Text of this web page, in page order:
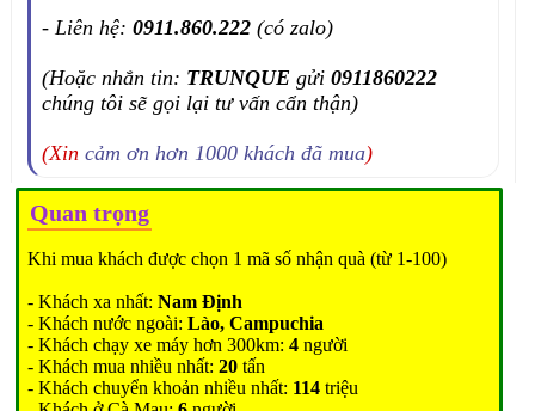
- Liên hệ:0911.860.222 (có zalo)
(Hoặc nhắn tin: TRUNQUE gửi0911860222
chúng tôi sẽ gọi lại tư vấn cẩn thận)
(Xincảm ơn hơn 1000 khách đã mua)
Quan trọng
Khi mua khách được chọn 1 mã số nhận quà (từ 1-100)
- Khách xa nhất:Nam Định
- Khách nước ngoài:Lào, Campuchia
- Khách chạy xe máy hơn 300km:4 người
- Khách mua nhiều nhất:20 tấn
- Khách chuyển khoản nhiều nhất: 114 triệu